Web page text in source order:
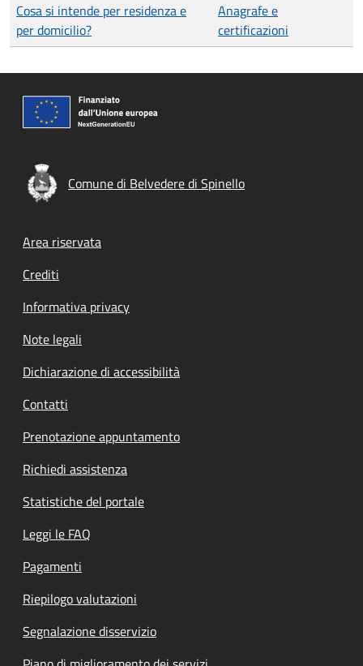
Cosa si intende per residenza e
per domicilio?
Anagrafe e
certificazioni
Comune di Belvedere di Spinello
Footer menu
Area riservata
Crediti
Informativa privacy
Note legali
Dichiarazione di accessibilità
Contatti
Prenotazione appuntamento
Richiedi assistenza
Statistiche del portale
Leggi le FAQ
Pagamenti
Riepilogo valutazioni
Segnalazione disservizio